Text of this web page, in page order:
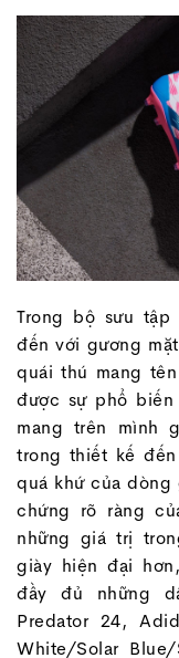
Trong bộ sưu tập
đến với gương
quái thú mang tên
được sự phổ
mang trên mình
trong thiết kế
quá khứ của dòng
chứng rõ ràng
những giá trị
giày hiện đại
đầy đủ những
Predator 24,
White/Solar